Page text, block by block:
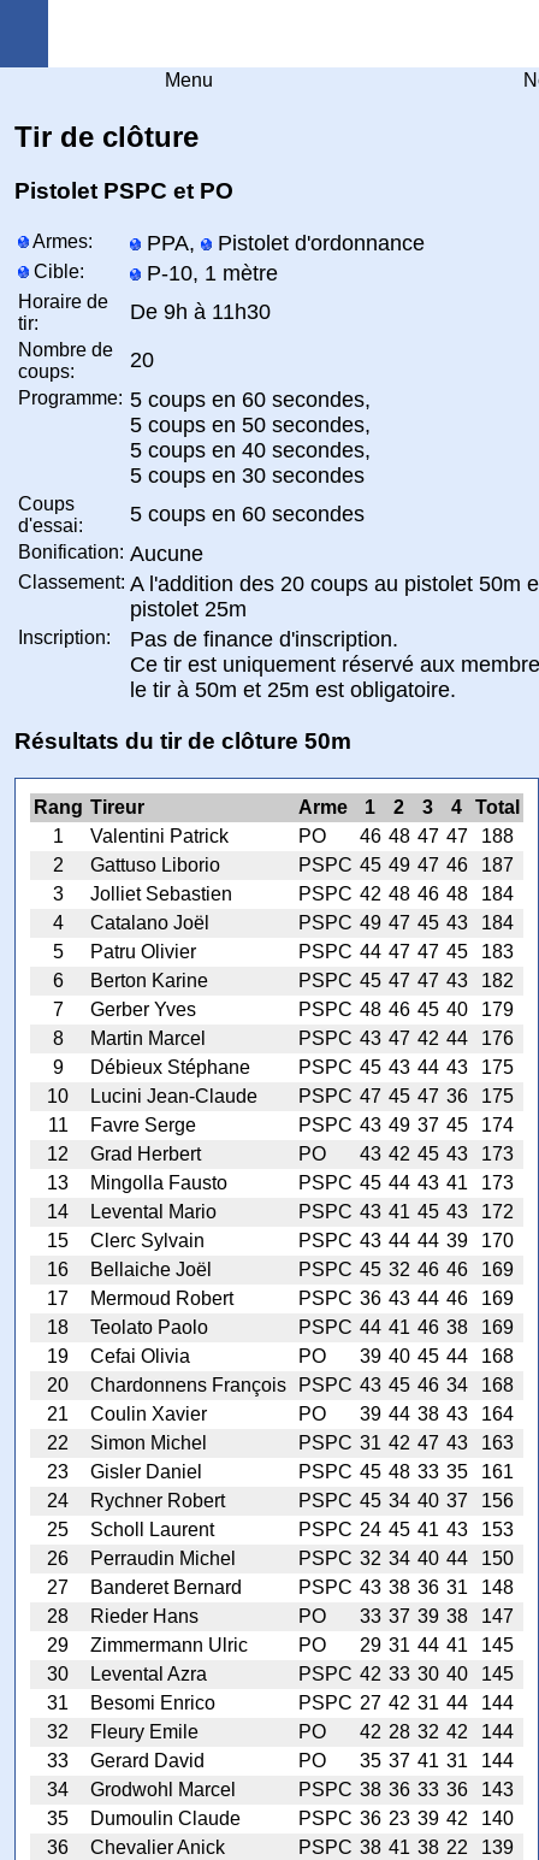
Menu
Tir de clôture
Pistolet PSPC et PO
Armes: PPA, Pistolet d'ordonnance
Cible: P-10, 1 mètre
Horaire de
tir:
De 9h à 11h30
Nombre de
coups:
20
Programme: 5 coups en 60 secondes,
5 coups en 50 secondes,
5 coups en 40 secondes,
5 coups en 30 secondes
Coups
d'essai:
5 coups en 60 secondes
Bonification: Aucune
Classement: A l'addition des 20 coups au pistolet 50m
pistolet 25m
Inscription:
Pas de finance d'inscription.
Ce tir est uniquement réservé aux
le tir à 50m et 25m est obligatoire.
Résultats du tir de clôture 50m
Rang Tireur Arme 1 2 3 4
Total
1
Valentini Patrick PO 46 48 47 47
188
2
Gattuso Liborio PSPC 45 49 47 46
187
3
Jolliet Sebastien PSPC 42 48 46 48
184
4
Catalano Joël PSPC 49 47 45 43
184
5
Patru Olivier PSPC 44 47 47 45
183
6
Berton Karine PSPC 45 47 47 43
182
7
Gerber Yves PSPC 48 46 45 40
179
8
Martin Marcel PSPC 43 47 42 44
176
9
Débieux Stéphane PSPC 45 43 44 43
175
10
Lucini Jean-Claude PSPC 47 45 47 36
175
11
Favre Serge PSPC 43 49 37 45
174
12
Grad Herbert PO 43 42 45 43
173
13
Mingolla Fausto PSPC 45 44 43 41
173
14
Levental Mario PSPC 43 41 45 43
172
15
Clerc Sylvain PSPC 43 44 44 39
170
16
Bellaiche Joël PSPC 45 32 46 46
169
17
Mermoud Robert PSPC 36 43 44 46
169
18
Teolato Paolo PSPC 44 41 46 38
169
19
Cefai Olivia PO 39 40 45 44
168
20
Chardonnens François PSPC 43 45 46 34
168
21
Coulin Xavier PO 39 44 38 43
164
22
Simon Michel PSPC 31 42 47 43
163
23
Gisler Daniel PSPC 45 48 33 35
161
24
Rychner Robert PSPC 45 34 40 37
156
25
Scholl Laurent PSPC 24 45 41 43
153
26
Perraudin Michel PSPC 32 34 40 44
150
27
Banderet Bernard PSPC 43 38 36 31
148
28
Rieder Hans PO 33 37 39 38
147
29
Zimmermann Ulric PO 29 31 44 41
145
30
Levental Azra PSPC 42 33 30 40
145
31
Besomi Enrico PSPC 27 42 31 44
144
32
Fleury Emile PO 42 28 32 42
144
33
Gerard David PO 35 37 41 31
144
34
Grodwohl Marcel PSPC 38 36 33 36
143
35
Dumoulin Claude PSPC 36 23 39 42
140
36
Chevalier Anick PSPC 38 41 38 22
139